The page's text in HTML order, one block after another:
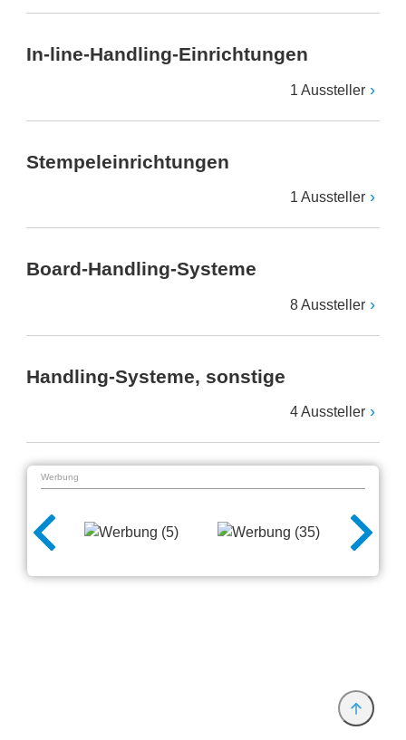
In-line-Handling-Einrichtungen
1 Aussteller
Stempeleinrichtungen
1 Aussteller
Board-Handling-Systeme
8 Aussteller
Handling-Systeme, sonstige
4 Aussteller
Werbung